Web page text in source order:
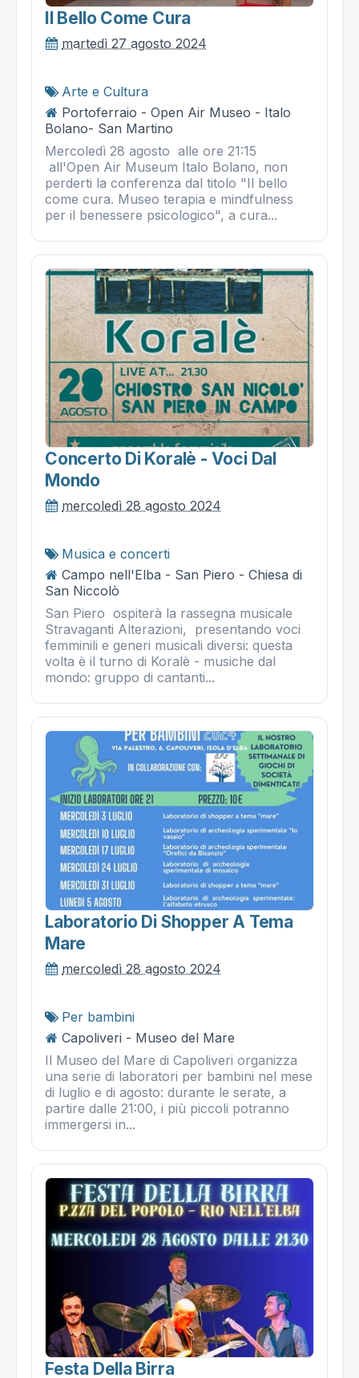
Il Bello Come Cura
martedì 27 agosto 2024
Arte e Cultura
Portoferraio - Open Air Museo - Italo
Bolano- San Martino
Mercoledì 28 agosto alle ore 21:15
all'Open Air Museum Italo Bolano, non
perderti la conferenza dal titolo "Il bello
come cura. Museo terapia e mindfulness
per il benessere psicologico", a cura...
Concerto Di Koralè - Voci Dal
Mondo
mercoledì 28 agosto 2024
Musica e concerti
Campo nell'Elba - San Piero - Chiesa di
San Niccolò
San Piero ospiterà la rassegna musicale
Stravaganti Alterazioni, presentando voci
femminili e generi musicali diversi: questa
volta è il turno di Koralè - musiche dal
mondo: gruppo di cantanti...
Laboratorio Di Shopper A Tema
Mare
mercoledì 28 agosto 2024
Per bambini
Capoliveri - Museo del Mare
Il Museo del Mare di Capoliveri organizza
una serie di laboratori per bambini nel mese
di luglio e di agosto: durante le serate, a
partire dalle 21:00, i più piccoli potranno
immergersi in...
Festa Della Birra